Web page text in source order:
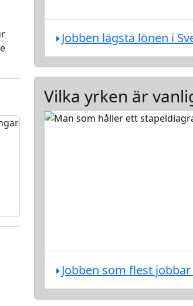
Jobben lägsta lönen i
Vilka yrken är
Jobben som flest